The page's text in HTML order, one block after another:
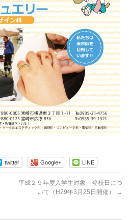
twitter Google+ LINE
平成２９年度入学生対象 登校日につ
いて（H29年3月25日開催）
→